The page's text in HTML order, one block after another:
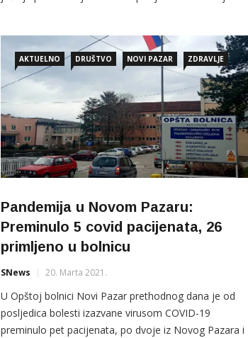
situacije dostavili Regionalni COVID centar Novi
Pazar, Dom zdravlja i ZZJNP 26. april 2021. je […]
AKTUELNO DRUŠTVO NOVI PAZAR ZDRAVLJE
Pandemija u Novom Pazaru:
Preminulo 5 covid pacijenata, 26
primljeno u bolnicu
SNews 20. Marta 2021.
U Opštoj bolnici Novi Pazar prethodnog dana je od
posljedica bolesti izazvane virusom COVID-19
preminulo pet pacijenata, po dvoje iz Novog Pazara i